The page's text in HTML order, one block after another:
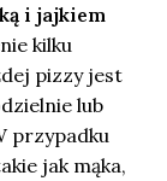
i jajkiem
kilku
pizzy jest
lub
przypadku
jak mąka,